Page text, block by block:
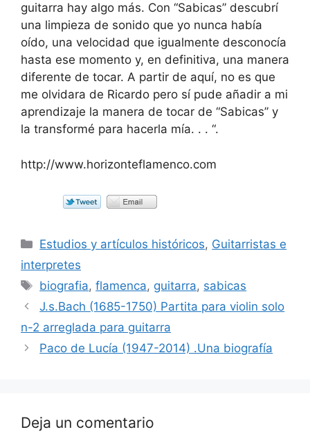
guitarra hay algo más. Con “Sabicas” descubrí
una limpieza de sonido que yo nunca había
oído, una velocidad que igualmente desconocía
hasta ese momento y, en definitiva, una manera
diferente de tocar. A partir de aquí, no es que
me olvidara de Ricardo pero sí pude añadir a mi
aprendizaje la manera de tocar de “Sabicas” y
la transformé para hacerla mía. . . “.
http://www.horizonteflamenco.com
Categorías
Estudios y artículos históricos, Guitarristas e
interpretes
Etiquetas
biografia,flamenca, guitarra, sabicas
J.s.Bach (1685-1750) Partita para violin solo
n-2 arreglada para guitarra
Paco de Lucía (1947-2014) .Una biografía
Deja un comentario